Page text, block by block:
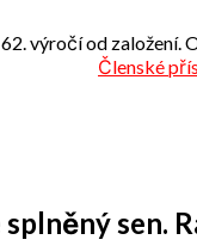
výročí od
Členské
sen.